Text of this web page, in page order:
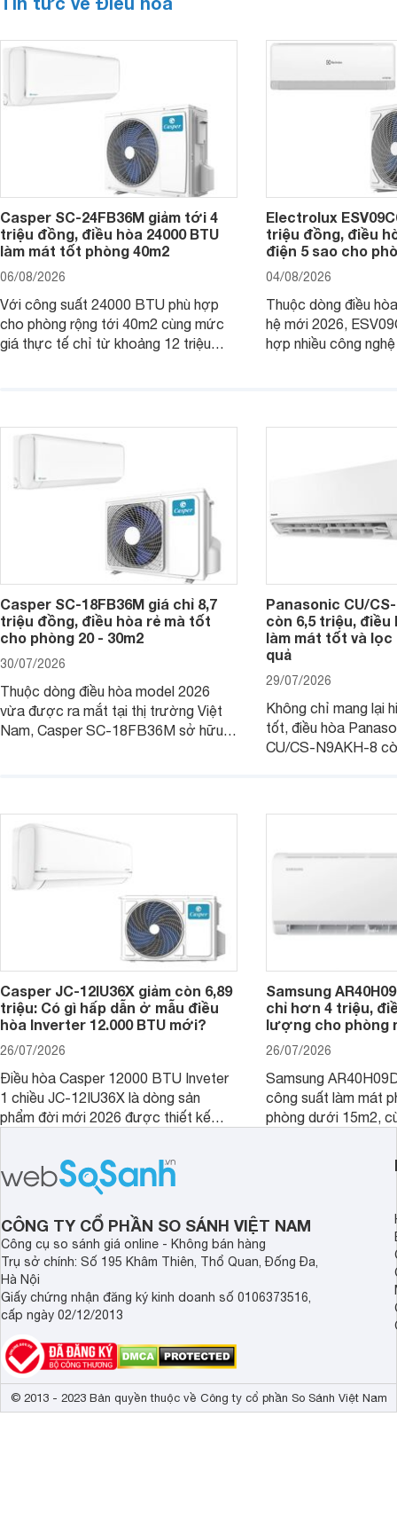
Casper SC-24FB36M giảm tới 4
triệu đồng, điều hòa 24000 BTU
làm mát tốt phòng 40m2
06/08/2026
Với công suất 24000 BTU phù hợp
cho phòng rộng tới 40m2 cùng mức
giá thực tế chỉ từ khoảng 12 triệu
Electrolux
triệu đồng, điều
điện 5 sao cho
04/08/2026
Thuộc dòng điều
hệ mới 2026,
hợp nhiều công
Casper SC-18FB36M giá chỉ 8,7
triệu đồng, điều hòa rẻ mà tốt
cho phòng 20 - 30m2
30/07/2026
Thuộc dòng điều hòa model 2026
vừa được ra mắt tại thị trường Việt
Nam, Casper SC-18FB36M sở hữu
nhiều tính năng và công nghệ hiện đại.
Panasonic CU/
còn 6,5 triệu, điều
làm mát tốt và lọc
quả
29/07/2026
Không chỉ mang lại
tốt, điều hòa
CU/CS-N9AKH-8
Casper JC-12IU36X giảm còn 6,89
triệu: Có gì hấp dẫn ở mẫu điều
hòa Inverter 12.000 BTU mới?
26/07/2026
Điều hòa Casper 12000 BTU Inveter
1 chiều JC-12IU36X là dòng sản
phẩm đời mới 2026 được thiết kế
sở hữu khả năng làm mát tốt mà còn
có giá bán rất hợp lý.
Samsung
chỉ hơn 4 triệu,
lượng cho phòng
26/07/2026
Samsung
công suất làm mát
phòng dưới 15m2,
phòng ngủ, phòng
CÔNG TY CỔ PHẦN SO SÁNH VIỆT NAM
Công cụ so sánh giá online - Không bán hàng
Trụ sở chính: Số 195 Khâm Thiên, Thổ Quan, Đống Đa,
Hà Nội
Giấy chứng nhận đăng ký kinh doanh số 0106373516,
cấp ngày 02/12/2013
© 2013 - 2023 Bản quyền thuộc về Công ty cổ phần So Sánh Việt Nam